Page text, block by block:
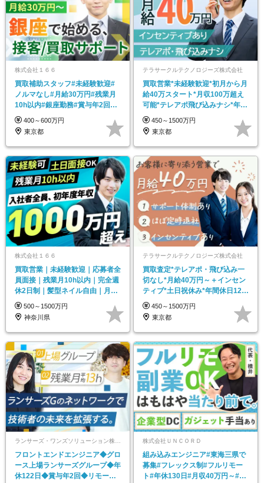
株式会社１６６
買取補助スタッフ#未経験歓迎#
ノルマなし#月給30万円#残業月
10h以内#銀座勤務#賞与年2回#
研修充実
400～600万円
東京都
テラサークルテクノロジーズ株式会社
買取営業*未経験歓迎*初月から月
給40万スタート*月収100万超え
可能*テレアポ飛び込みナシ*年休
120日
450～1500万円
東京都
株式会社１６６
買取営業｜未経験歓迎｜応募者全
員面接｜残業月10h以内｜完全週
休2日制｜髪型ネイル自由｜月給
35万円以上
500～1500万円
神奈川県
テラサークルテクノロジーズ株式会社
買取査定*テレアポ・飛び込み一
切なし*月給40万円～＋インセン
ティブ*土日祝休み*年間休日120
日*未経験歓迎
450～1500万円
東京都
ランサーズ・ワンズソリューション株式会社
フロントエンドエンジニア◆グロ
ース上場ランサーズグループ◆年
休122日◆賞与年2回◆リモート
株式会社ＵＮＣＯＲＤ
組み込みエンジニア#東海三県で
募集#フレックス制#フルリモー
ト#年休130日#月収40万円～#前